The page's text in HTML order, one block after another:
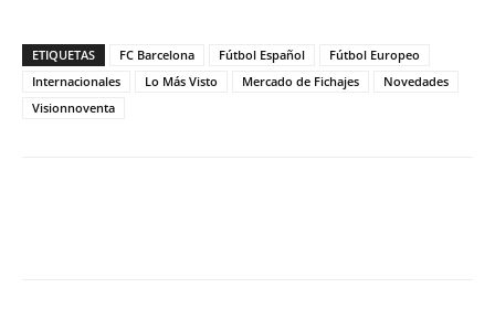
ETIQUETAS FC Barcelona Fútbol Español
Fútbol Europeo
Internacionales
Lo Más Visto Mercado de Fichajes
Novedades
Visionnoventa